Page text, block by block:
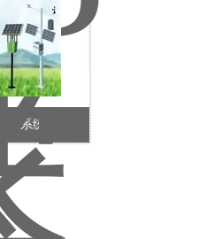
测系统